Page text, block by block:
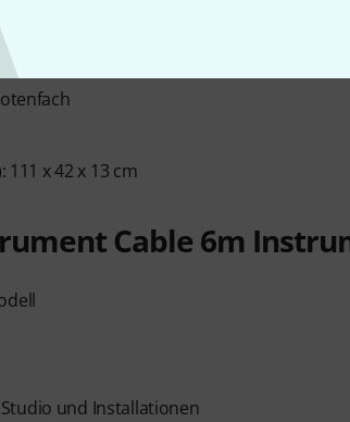
111 x 42 x 13 cm
Cable 6m
und Installationen